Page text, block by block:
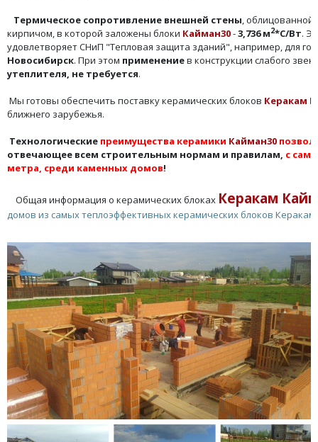
Термическое сопротивление внешней стены, облицованной
кирпичом, в которой заложены блоки Кайман30-3,736 м2*С/Вт.
удовлетворяет СНиП "Тепловая защита зданий", например, для
Новосибирск. При этом применениев конструкции слабого
утеплителя, не требуется.
Мы готовы обеспечить поставку керамических блоков Керакам
ближнего зарубежья.
Технологические преимущества керамики Кайман30
отвечающее всем строительным нормам и правилам, с
метра, среди каменных домов!
Общая информация о керамических блоках Керакам
домов из самых теплоэффективных керамических блоков Керакам